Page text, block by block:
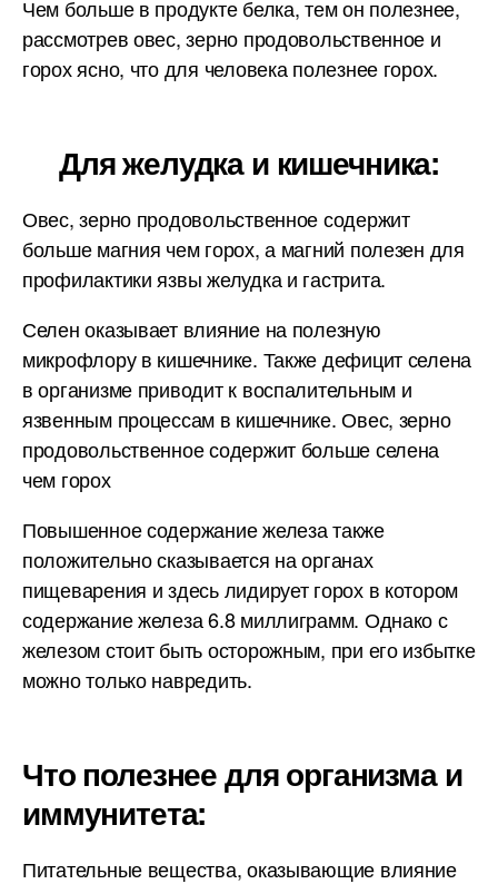
Чем больше в продукте белка, тем он полезнее,
рассмотрев овес, зерно продовольственное и
горох ясно, что для человека полезнее горох.
Для желудка и кишечника:
Овес, зерно продовольственное содержит
больше магния чем горох, а магний полезен для
профилактики язвы желудка и гастрита.
Селен оказывает влияние на полезную
микрофлору в кишечнике. Также дефицит селена
в организме приводит к воспалительным и
язвенным процессам в кишечнике. Овес, зерно
продовольственное содержит больше селена
чем горох
Повышенное содержание железа также
положительно сказывается на органах
пищеварения и здесь лидирует горох в котором
содержание железа 6.8 миллиграмм. Однако с
железом стоит быть осторожным, при его избытке
можно только навредить.
Что полезнее для организма и
иммунитета:
Питательные вещества, оказывающие влияние